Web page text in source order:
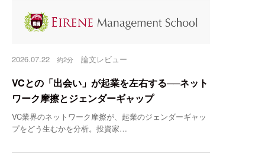
2026.07.22 約2分 論文レビュー
VCとの「出会い」が起業を左右する──ネット
ワーク摩擦とジェンダーギャップ
VC業界のネットワーク摩擦が、起業のジェンダーギャッ
プをどう生むかを分析。投資家…